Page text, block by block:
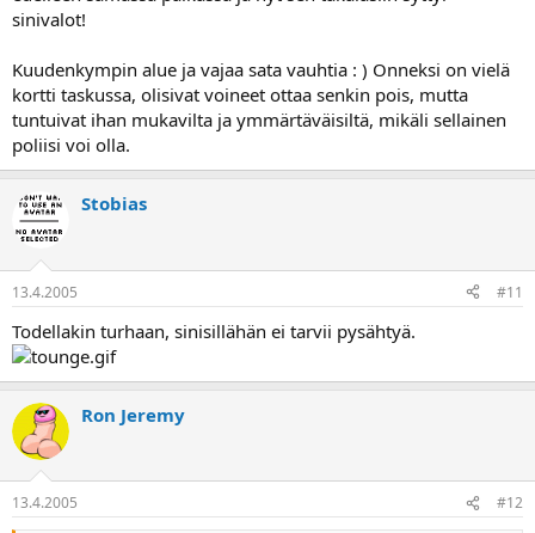
sinivalot!
Kuudenkympin alue ja vajaa sata vauhtia : ) Onneksi on vielä
kortti taskussa, olisivat voineet ottaa senkin pois, mutta
tuntuivat ihan mukavilta ja ymmärtäväisiltä, mikäli sellainen
poliisi voi olla.
Stobias
13.4.2005 #11
Todellakin turhaan, sinisillähän ei tarvii pysähtyä.
Ron Jeremy
13.4.2005 #12